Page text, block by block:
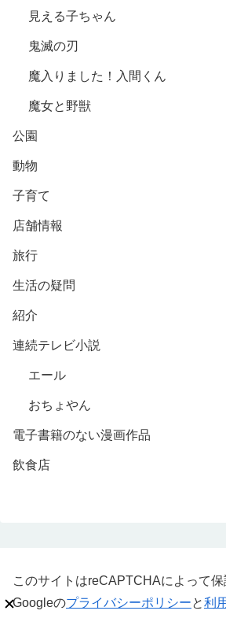
見える子ちゃん
鬼滅の刃
魔入りました！入間くん
魔女と野獣
公園
動物
子育て
店舗情報
旅行
生活の疑問
紹介
連続テレビ小説
エール
おちょやん
電子書籍のない漫画作品
飲食店
このサイトはreCAPTCHAによって保
Googleのプライバシーポリシーと利